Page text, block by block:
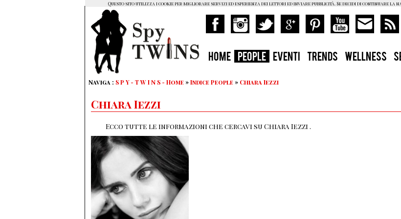
HOME PEOPLE EVENTI TRENDS WELLNESS
Naviga : S P Y - T W I N S - Home »Indice People » Chiara Iezzi
Chiara Iezzi
Ecco tutte le informazioni che cercavi su Chiara Iezzi .
Questo sito utilizza i cookie per migliorare servizi ed esperienza dei lettori ed inviare pubblicità. Se decidi di continuare la